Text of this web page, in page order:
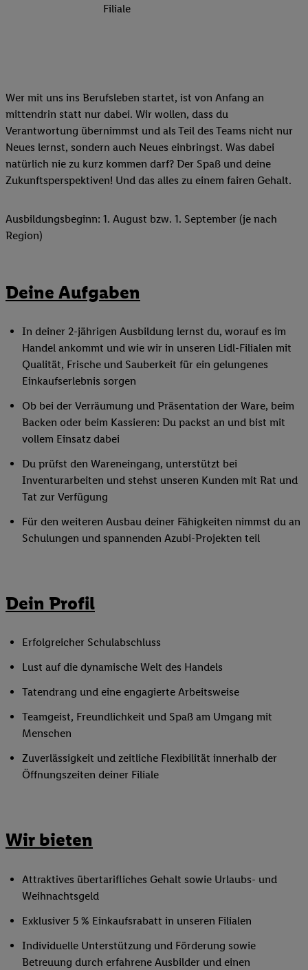
Filiale
Wer mit uns ins Berufsleben startet, ist von Anfang an
mittendrin statt nur dabei. Wir wollen, dass du
Verantwortung übernimmst und als Teil des Teams nicht nur
Neues lernst, sondern auch Neues einbringst. Was dabei
natürlich nie zu kurz kommen darf? Der Spaß und deine
Zukunftsperspektiven! Und das alles zu einem fairen Gehalt.
Ausbildungsbeginn: 1. August bzw. 1. September (je nach
Region)
Deine Aufgaben
In deiner 2-jährigen Ausbildung lernst du, worauf es im
Handel ankommt und wie wir in unseren Lidl-Filialen mit
Qualität, Frische und Sauberkeit für ein gelungenes
Einkaufserlebnis sorgen
Ob bei der Verräumung und Präsentation der Ware, beim
Backen oder beim Kassieren: Du packst an und bist mit
vollem Einsatz dabei
Du prüfst den Wareneingang, unterstützt bei
Inventurarbeiten und stehst unseren Kunden mit Rat und
Tat zur Verfügung
Für den weiteren Ausbau deiner Fähigkeiten nimmst du an
Schulungen und spannenden Azubi-Projekten teil
Dein Profil
Erfolgreicher Schulabschluss
Lust auf die dynamische Welt des Handels
Tatendrang und eine engagierte Arbeitsweise
Teamgeist, Freundlichkeit und Spaß am Umgang mit
Menschen
Zuverlässigkeit und zeitliche Flexibilität innerhalb der
Öffnungszeiten deiner Filiale
Wir bieten
Attraktives übertarifliches Gehalt sowie Urlaubs- und
Weihnachtsgeld
Exklusiver 5 % Einkaufsrabatt in unseren Filialen
Individuelle Unterstützung und Förderung sowie
Betreuung durch erfahrene Ausbilder und einen